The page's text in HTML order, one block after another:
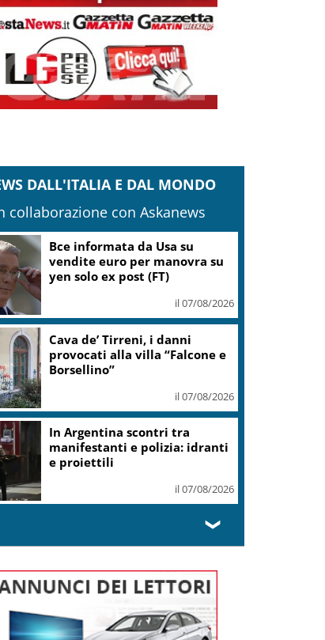
DALL'ITALIA E DAL MONDO
collaborazione con Askanews
Conte: Meloni non ha trovato
5 minuti per verità su
Delmastro-Santanchè
il 07/08/2026
IranWire: la Guida Suprema
potrebbe essere sul letto di
morte
il 07/08/2026
Thailandia, sparatoria in una
scuola di Bangkok: 7 morti
il 07/08/2026
❯